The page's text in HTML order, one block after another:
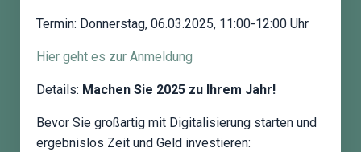
Termin: Donnerstag, 06.03.2025, 11:00-12:00 Uhr
Hier geht es zur Anmeldung
Details: Machen Sie 2025 zu Ihrem Jahr!
Bevor Sie großartig mit Digitalisierung starten und
ergebnislos Zeit und Geld investieren: